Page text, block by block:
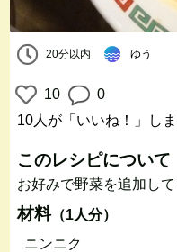
20分以内 ゆう
10
0
10人 が「いいね！」しま
このレシピについて
お好みで野菜を追加し
材料（1人分）
ニンニク